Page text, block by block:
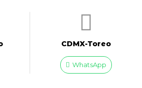
CDMX-Toreo
WhatsApp